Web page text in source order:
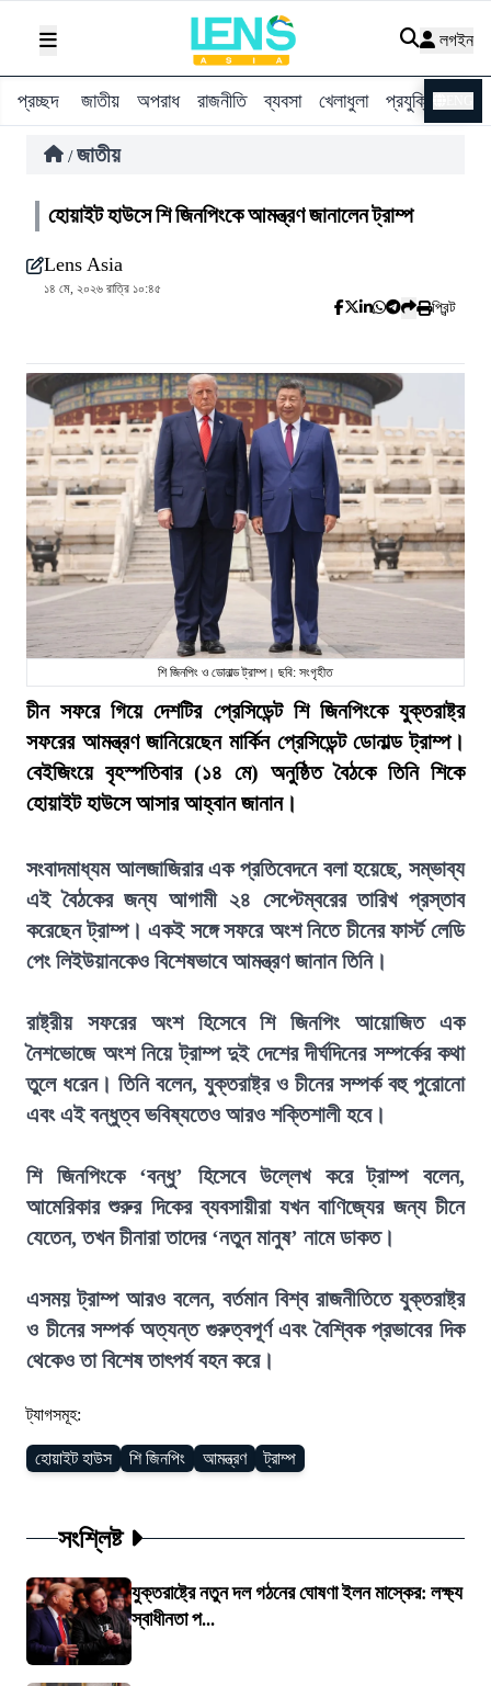
লগইন
প্রচ্ছদ জাতীয় অপরাধ রাজনীতি ব্যবসা খেলাধুলা প্রযুক্তি
/ জাতীয়
হোয়াইট হাউসে শি জিনপিংকে আমন্ত্রণ জানালেন ট্রাম্প
Lens Asia
১৪ মে, ২০২৬ রাত্রি ১০:৪৫
প্রিন্ট
শি জিনপিং ও ডোনাল্ড ট্রাম্প। ছবি: সংগৃহীত
চীন সফরে গিয়ে দেশটির প্রেসিডেন্ট শি জিনপিংকে যুক্তরাষ্ট্র
সফরের আমন্ত্রণ জানিয়েছেন মার্কিন প্রেসিডেন্ট ডোনাল্ড ট্রাম্প।
বেইজিংয়ে বৃহস্পতিবার (১৪ মে) অনুষ্ঠিত বৈঠকে তিনি শিকে
হোয়াইট হাউসে আসার আহ্বান জানান।
সংবাদমাধ্যম আলজাজিরার এক প্রতিবেদনে বলা হয়েছে, সম্ভাব্য
এই বৈঠকের জন্য আগামী ২৪ সেপ্টেম্বরের তারিখ প্রস্তাব
করেছেন ট্রাম্প। একই সঙ্গে সফরে অংশ নিতে চীনের ফার্স্ট লেডি
পেং লিইউয়ানকেও বিশেষভাবে আমন্ত্রণ জানান তিনি।
রাষ্ট্রীয় সফরের অংশ হিসেবে শি জিনপিং আয়োজিত এক
নৈশভোজে অংশ নিয়ে ট্রাম্প দুই দেশের দীর্ঘদিনের সম্পর্কের কথা
তুলে ধরেন। তিনি বলেন, যুক্তরাষ্ট্র ও চীনের সম্পর্ক বহু পুরোনো
এবং এই বন্ধুত্ব ভবিষ্যতেও আরও শক্তিশালী হবে।
শি জিনপিংকে ‘বন্ধু’ হিসেবে উল্লেখ করে ট্রাম্প বলেন,
আমেরিকার শুরুর দিকের ব্যবসায়ীরা যখন বাণিজ্যের জন্য চীনে
যেতেন, তখন চীনারা তাদের ‘নতুন মানুষ’ নামে ডাকত।
এসময় ট্রাম্প আরও বলেন, বর্তমান বিশ্ব রাজনীতিতে যুক্তরাষ্ট্র
ও চীনের সম্পর্ক অত্যন্ত গুরুত্বপূর্ণ এবং বৈশ্বিক প্রভাবের দিক
থেকেও তা বিশেষ তাৎপর্য বহন করে।
ট্যাগসমূহ:
হোয়াইট হাউস শি জিনপিং আমন্ত্রণ ট্রাম্প
সংশ্লিষ্ট
যুক্তরাষ্ট্রে নতুন দল গঠনের ঘোষণা ইলন মাস্কের: লক্ষ্য
স্বাধীনতা প...